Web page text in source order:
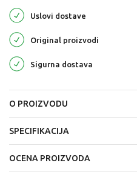
Uslovi dostave
Original proizvodi
Sigurna dostava
O PROIZVODU
SPECIFIKACIJA
OCENA PROIZVODA